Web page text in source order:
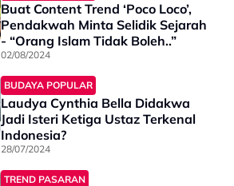
Buat Content Trend ‘Poco Loco’,
Pendakwah Minta Selidik Sejarah
- “Orang Islam Tidak Boleh..”
02/08/2024
BUDAYA POPULAR
Laudya Cynthia Bella Didakwa
Jadi Isteri Ketiga Ustaz Terkenal
Indonesia?
28/07/2024
TREND PASARAN